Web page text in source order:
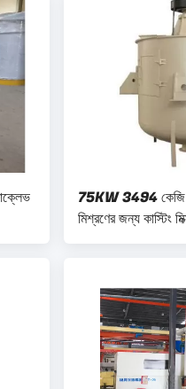
75KW 3494 কেজি
মিশ্রণের জন্য কাস্টিং